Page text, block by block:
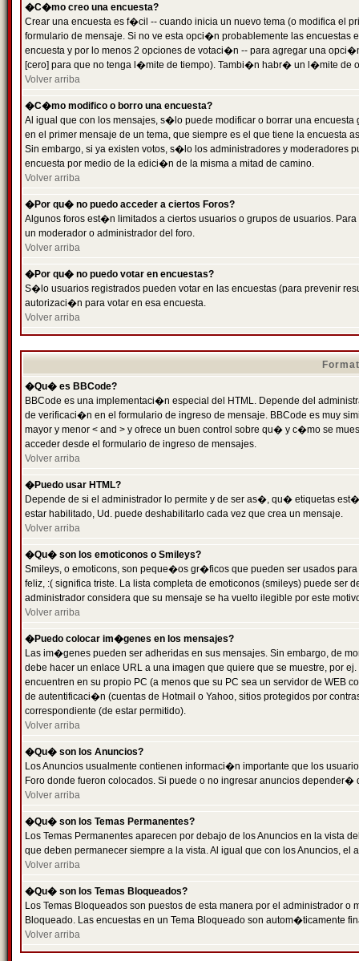
�C�mo creo una encuesta?
Crear una encuesta es f�cil -- cuando inicia un nuevo tema (o modifica el
formulario de mensaje. Si no ve esta opci�n probablemente las
encuesta y por lo menos 2 opciones de votaci�n -- para agregar una
[cero] para que no tenga l�mite de tiempo). Tambi�n habr� un l�mite de
Volver arriba
�C�mo modifico o borro una encuesta?
Al igual que con los mensajes, s�lo puede modificar o borrar una
en el primer mensaje de un tema, que siempre es el que tiene la encuesta
Sin embargo, si ya existen votos, s�lo los administradores y moderadores
encuesta por medio de la edici�n de la misma a mitad de camino.
Volver arriba
�Por qu� no puedo acceder a ciertos Foros?
Algunos foros est�n limitados a ciertos usuarios o grupos de usuarios.
un moderador o administrador del foro.
Volver arriba
�Por qu� no puedo votar en encuestas?
S�lo usuarios registrados pueden votar en las encuestas (para prevenir
autorizaci�n para votar en esa encuesta.
Volver arriba
�Qu� es BBCode?
BBCode es una implementaci�n especial del HTML. Depende del
de verificaci�n en el formulario de ingreso de mensaje. BBCode es muy
mayor y menor < and > y ofrece un buen control sobre qu� y c�mo se
acceder desde el formulario de ingreso de mensajes.
Volver arriba
�Puedo usar HTML?
Depende de si el administrador lo permite y de ser as�, qu� etiquetas
estar habilitado, Ud. puede deshabilitarlo cada vez que crea un mensaje.
Volver arriba
�Qu� son los emoticonos o Smileys?
Smileys, o emoticons, son peque�os gr�ficos que pueden ser usados
feliz, :( significa triste. La lista completa de emoticonos (smileys) puede
administrador considera que su mensaje se ha vuelto ilegible por este
Volver arriba
�Puedo colocar im�genes en los mensajes?
Las im�genes pueden ser adheridas en sus mensajes. Sin embargo, de
debe hacer un enlace URL a una imagen que quiere que se muestre, por
encuentren en su propio PC (a menos que su PC sea un servidor de
de autentificaci�n (cuentas de Hotmail o Yahoo, sitios protegidos por
correspondiente (de estar permitido).
Volver arriba
�Qu� son los Anuncios?
Los Anuncios usualmente contienen informaci�n importante que los
Foro donde fueron colocados. Si puede o no ingresar anuncios
Volver arriba
�Qu� son los Temas Permanentes?
Los Temas Permanentes aparecen por debajo de los Anuncios en la
que deben permanecer siempre a la vista. Al igual que con los Anuncios,
Volver arriba
�Qu� son los Temas Bloqueados?
Los Temas Bloqueados son puestos de esta manera por el administrador
Bloqueado. Las encuestas en un Tema Bloqueado son autom�ticamente
Volver arriba